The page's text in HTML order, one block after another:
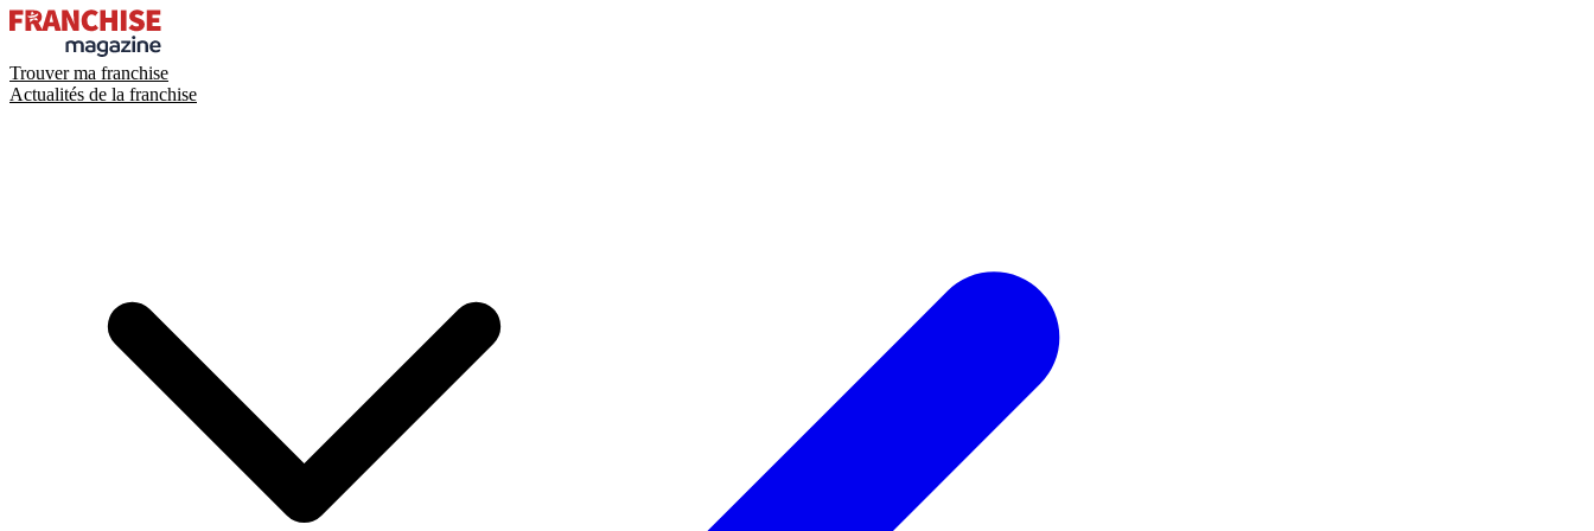
Trouver ma franchise
Actualités de la franchise